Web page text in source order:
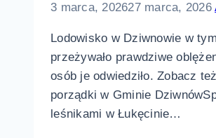
3 marca, 202627 marca, 2026
Lodowisko w Dziwnowie w
przeżywało prawdziwe
osób je odwiedziło. Zobacz
porządki w Gminie
leśnikami w Łukęcinie…